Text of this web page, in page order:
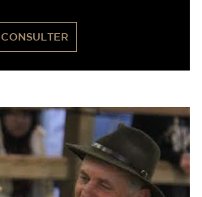
CONSULTER